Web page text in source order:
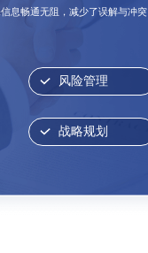
息畅通无阻，减少了误解与冲
风险管理
战略规划